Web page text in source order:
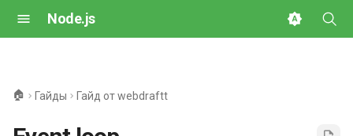
Node.js
🏠 Гайды Гайд от webdraftt